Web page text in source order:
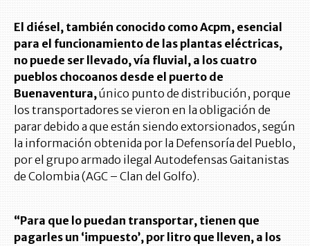
El diésel, también conocido como Acpm, esencial
para el funcionamiento de las plantas eléctricas,
no puede ser llevado, vía fluvial, a los cuatro
pueblos chocoanos desde el puerto de
Buenaventura,único punto de distribución, porque
los transportadores se vieron en la obligación de
parar debido a que están siendo extorsionados, según
la información obtenida por la Defensoría del Pueblo,
por el grupo armado ilegal Autodefensas Gaitanistas
de Colombia (AGC – Clan del Golfo).
“Para que lo puedan transportar, tienen que
pagarles un ‘impuesto’, por litro que lleven, a los